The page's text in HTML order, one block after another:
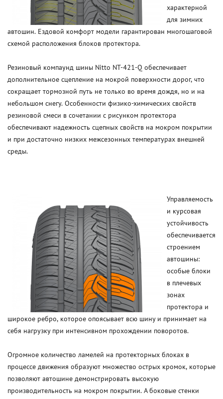
характерной
для зимних
автошин. Ездовой комфорт модели гарантирован многошаговой
схемой расположения блоков протектора.
Резиновый компаунд шины Nitto NT-421-Q обеспечивает
дополнительное сцепление на мокрой поверхности дорог, что
сокращает тормозной путь не только во время дождя, но и на
небольшом снегу. Особенности физико-химических свойств
резиновой смеси в сочетании с рисунком протектора
обеспечивают надежность сцепных свойств на мокром покрытии
и при достаточно низких межсезонных температурах внешней
среды.
Управляемость
и курсовая
устойчивость
обеспечивается
строением
автошины:
особые блоки
в плечевых
зонах
протектора и
широкое ребро, которое опоясывает всю шину и принимает на
себя нагрузку при интенсивном прохождении поворотов.
Огромное количество ламелей на протекторных блоках в
процессе движения образуют множество острых кромок, которые
позволяют автошине демонстрировать высокую
производительность на мокром покрытии. А боковые стенки